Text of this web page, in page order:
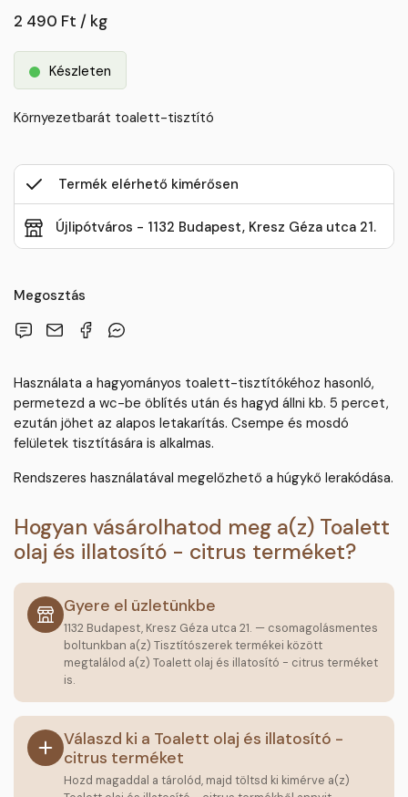
2 490 Ft / kg
Készleten
Környezetbarát toalett-tisztító
Termék elérhető kimérősen
Újlipótváros - 1132 Budapest, Kresz Géza utca 21.
Megosztás
Használata a hagyományos toalett-tisztítókéhoz hasonló,
permetezd a wc-be öblítés után és hagyd állni kb. 5 percet,
ezután jöhet az alapos letakarítás. Csempe és mosdó
felületek tisztítására is alkalmas.
Rendszeres használatával megelőzhető a húgykő lerakódása.
Hogyan vásárolhatod meg a(z) Toalett
olaj és illatosító - citrus terméket?
Gyere el üzletünkbe
1132 Budapest, Kresz Géza utca 21. — csomagolásmentes
boltunkban a(z) Tisztítószerek termékei között
megtalálod a(z) Toalett olaj és illatosító - citrus terméket
is.
Válaszd ki a Toalett olaj és illatosító -
citrus terméket
Hozd magaddal a tárolód, majd töltsd ki kimérve a(z)